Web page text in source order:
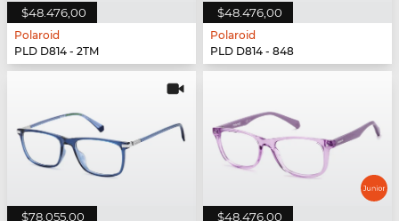
$48.476,00
Polaroid
PLD D814 - 2TM
$48.476,00
Polaroid
PLD D814 - 848
$78.055,00 $48.476,00